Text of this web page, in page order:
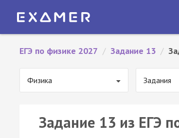
ЕГЭ по физике 2027 / Задание 13 /
Физика Задания
Задание 13 из ЕГЭ